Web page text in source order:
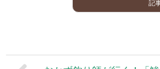
記